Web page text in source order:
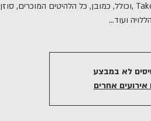
וכולל, כמובן, כל הלהיטים המוכרים, סוזן, Take this waltz so long marianne,
לא במבצע
אירועים אחרים